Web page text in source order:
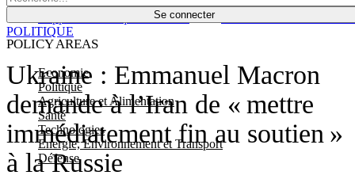
Se connecter
POLICY AREAS
Economie
Politique
Agriculture et Alimentation
Santé
Technologies
Energie, Environnement et Transport
Défense
Économie
Ukraine : Emmanuel Macron
demande à l’Iran de « mettre
immédiatement fin au soutien »
à la Russie
POLITIQUE